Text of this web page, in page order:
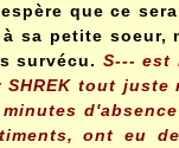
que ce
sa petite soeur,
survécu. S--- est
tout
ont eu